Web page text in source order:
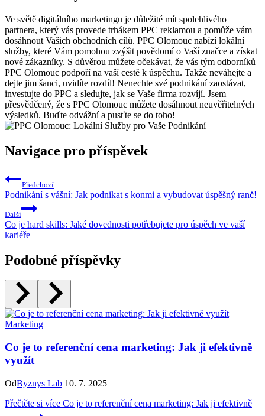
Ve světě digitálního marketingu je důležité mít spolehlivého
partnera, který vás provede trhákem PPC reklamou a pomůže vám
dosáhnout Vašich obchodních cílů. PPC Olomouc nabízí lokální
služby, které Vám pomohou zvýšit povědomí o Vaší značce a získat
nové zákazníky. S důvěrou můžete očekávat, že vás tým odborníků
PPC Olomouc podpoří na vaší cestě k úspěchu. Takže neváhejte a
dejte jim šanci, uvidíte rozdíl! Nenechte své podnikání zaostávat,
investujte do PPC a sledujte, jak se Vaše firma rozvíjí. Jsem
přesvědčený, že s PPC Olomouc můžete dosáhnout neuvěřitelných
výsledků. Buďte odvážní a pusťte se do toho!
Navigace pro příspěvek
Předchozí
Podnikání s vášní: Jak podnikat s konmi a vybudovat úspěšný ranč!
Další
Co je hard skills: Jaké dovednosti potřebujete pro úspěch ve vaší
kariéře
Podobné příspěvky
Marketing
Co je to referenční cena marketing: Jak ji efektivně
využít
OdByznys Lab 10. 7. 2025
Přečtěte si více Co je to referenční cena marketing: Jak ji efektivně